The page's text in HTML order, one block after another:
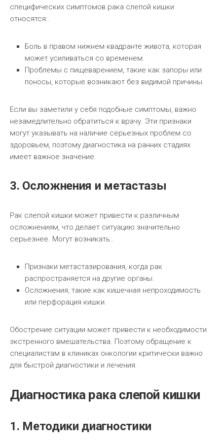
специфических симптомов рака слепой кишки
относятся:.
Боль в правом нижнем квадранте живота, которая
может усиливаться со временем.
Проблемы с пищеварением, такие как запоры или
поносы, которые возникают без видимой причины.
Если вы заметили у себя подобные симптомы, важно
незамедлительно обратиться к врачу. Эти признаки
могут указывать на наличие серьезных проблем со
здоровьем, поэтому диагностика на ранних стадиях
имеет важное значение.
3. Осложнения и метастазы
Рак слепой кишки может привести к различным
осложнениям, что делает ситуацию значительно
серьезнее. Могут возникать:.
Признаки метастазирования, когда рак
распространяется на другие органы.
Осложнения, такие как кишечная непроходимость
или перфорация кишки.
Обострение ситуации может привести к необходимости
экстренного вмешательства. Поэтому обращение к
специалистам в клиниках онкологии критически важно
для быстрой диагностики и лечения.
Диагностика рака слепой кишки
1. Методики диагностики